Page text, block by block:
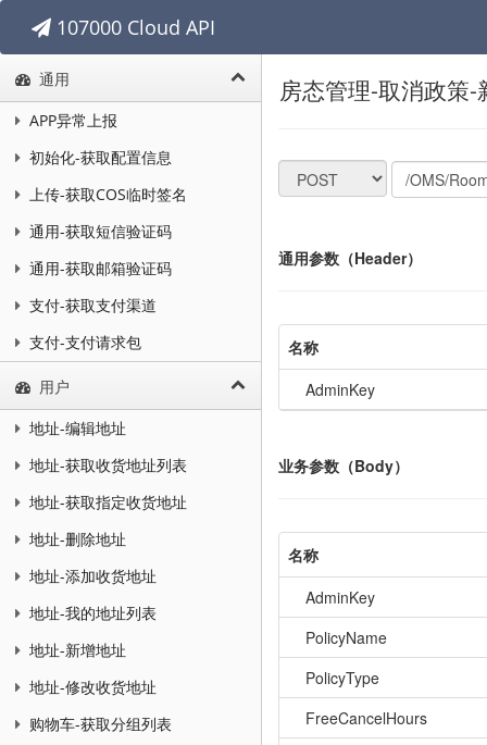
107000 Cloud API
通用
APP异常上报
初始化-获取配置信息
上传-获取COS临时签名
通用-获取短信验证码
通用-获取邮箱验证码
支付-获取支付渠道
支付-支付请求包
用户
地址-编辑地址
地址-获取收货地址列表
地址-获取指定收货地址
地址-删除地址
地址-添加收货地址
地址-我的地址列表
地址-新增地址
地址-修改收货地址
购物车-获取分组列表
房态管理-取消政策-
通用参数（Header）
名称
AdminKey
业务参数（Body）
名称
AdminKey
PolicyName
PolicyType
FreeCancelHours